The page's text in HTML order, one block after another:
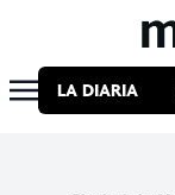
LA DIARIA